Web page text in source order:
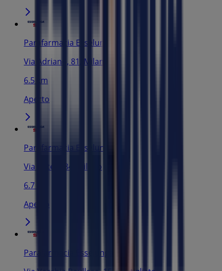
Parafarmacia Esselunga
Via Adriano, 81, Milano
6.5 km
Aperto
Parafarmacia Esselunga
Via Pitteri, 84, Milano
6.7 km
Aperto
Parafarmacia Esselunga